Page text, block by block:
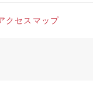
クセスマップ